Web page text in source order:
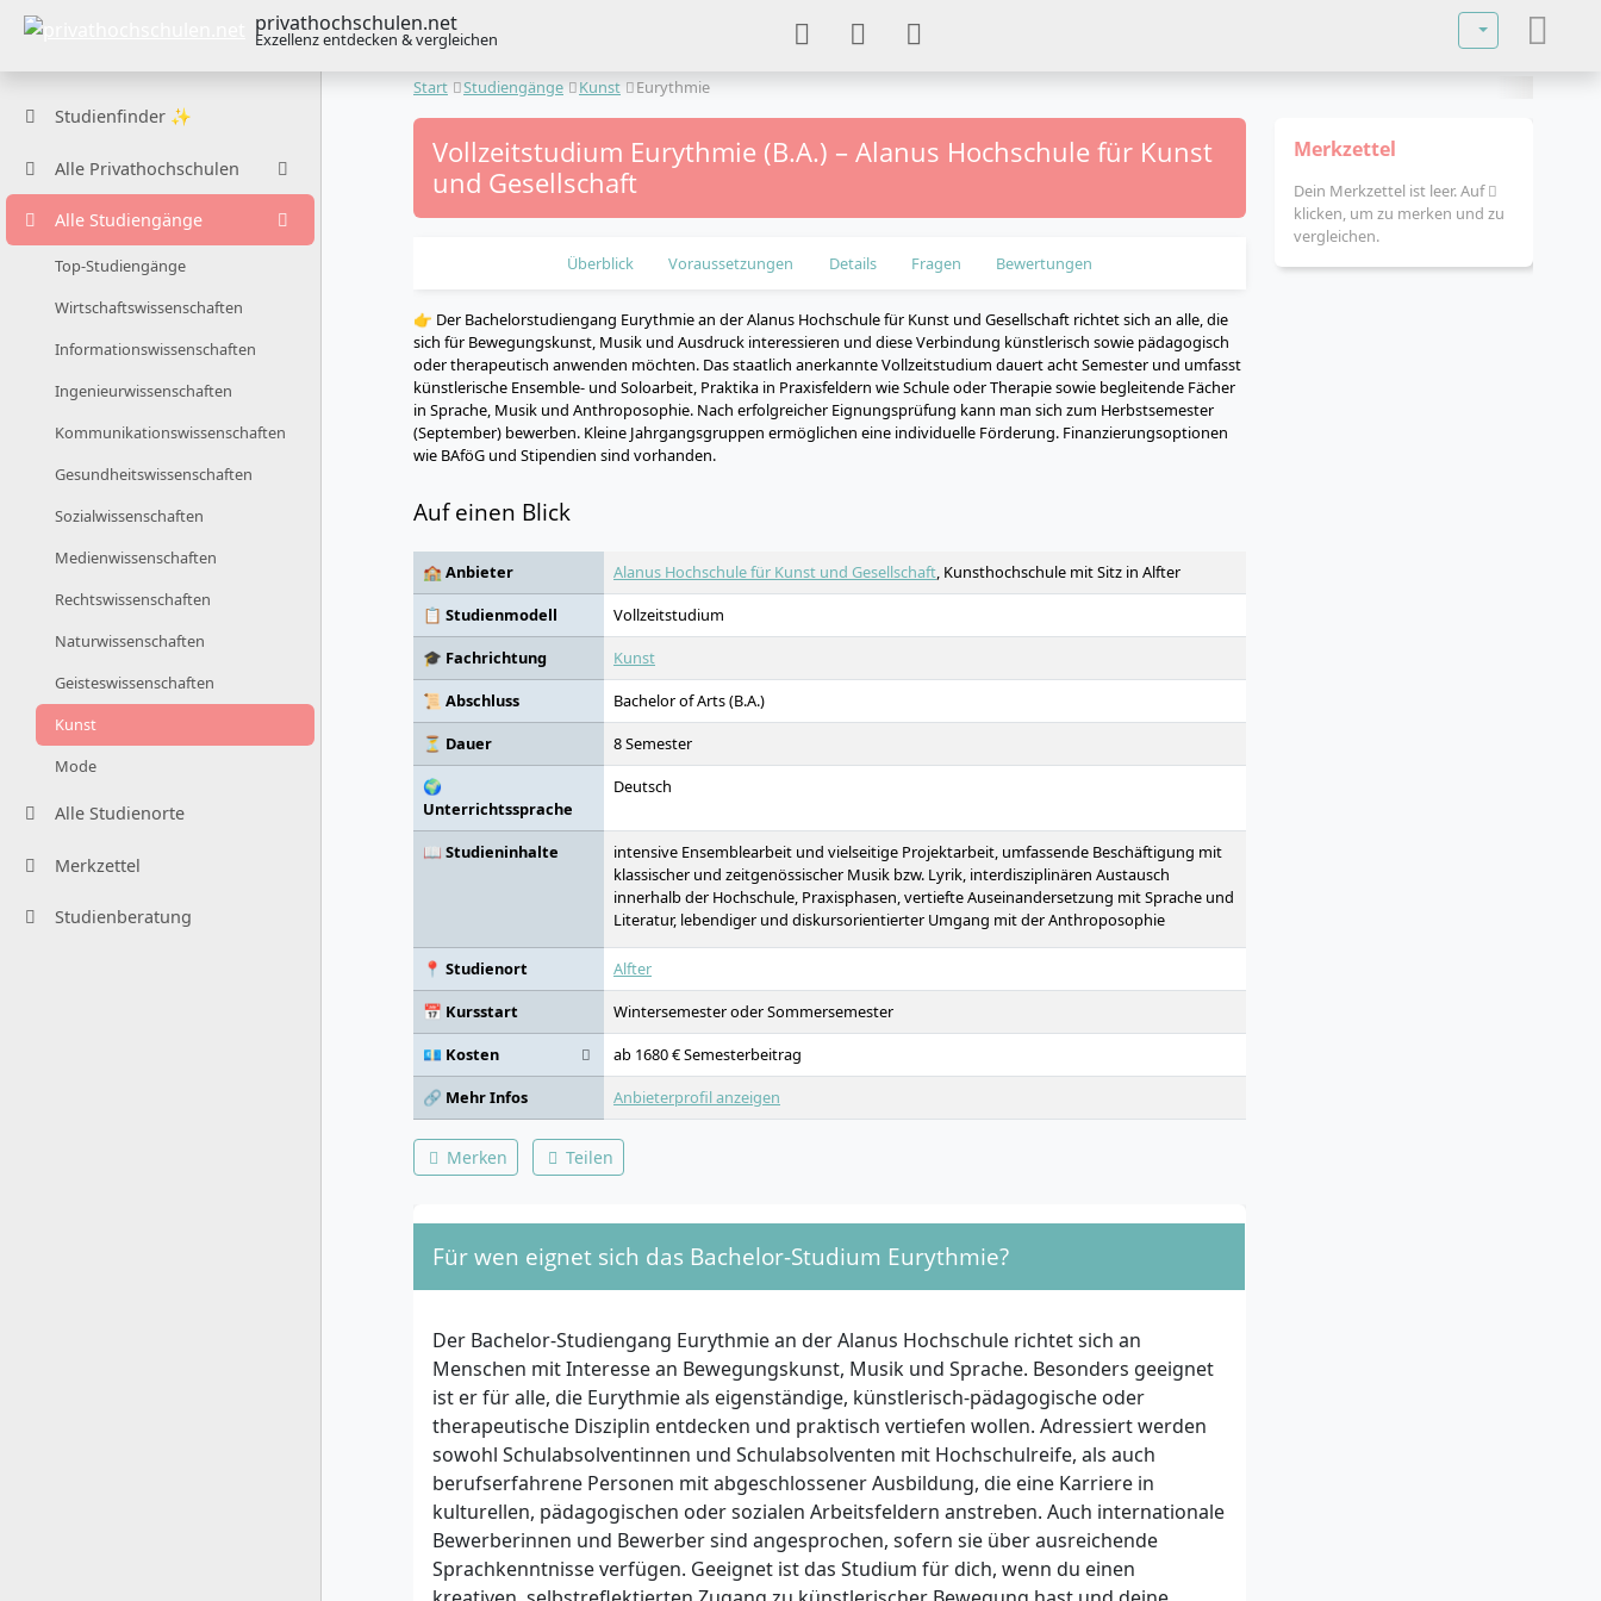
privathochschulen.net
Exzellenz entdecken & vergleichen
Sprache
Studienfinder ✨
Alle Privathochschulen
Alle Studiengänge
Top-Studiengänge
Wirtschaftswissenschaften
Informationswissenschaften
Ingenieurwissenschaften
Kommunikationswissenschaften
Gesundheitswissenschaften
Sozialwissenschaften
Medienwissenschaften
Rechtswissenschaften
Naturwissenschaften
Geisteswissenschaften
Kunst
Mode
Alle Studienorte
Merkzettel
Studienberatung
Start Studiengänge Kunst Eurythmie
Vollzeitstudium Eurythmie (B.A.) – Alanus Hochschule für Kunst
und Gesellschaft
Überblick Voraussetzungen Details Fragen Bewertungen
👉 Der Bachelorstudiengang Eurythmie an der Alanus Hochschule für Kunst und Gesellschaft richtet sich an alle, die
sich für Bewegungskunst, Musik und Ausdruck interessieren und diese Verbindung künstlerisch sowie pädagogisch
oder therapeutisch anwenden möchten. Das staatlich anerkannte Vollzeitstudium dauert acht Semester und umfasst
künstlerische Ensemble- und Soloarbeit, Praktika in Praxisfeldern wie Schule oder Therapie sowie begleitende Fächer
in Sprache, Musik und Anthroposophie. Nach erfolgreicher Eignungsprüfung kann man sich zum Herbstsemester
(September) bewerben. Kleine Jahrgangsgruppen ermöglichen eine individuelle Förderung. Finanzierungsoptionen
wie BAföG und Stipendien sind vorhanden.
Auf einen Blick
🏫 Anbieter Alanus Hochschule für Kunst und Gesellschaft, Kunsthochschule mit Sitz in Alfter
📋 Studienmodell
Vollzeitstudium
🎓 Fachrichtung
Kunst
📜 Abschluss
Bachelor of Arts (B.A.)
⏳ Dauer
8 Semester
🌍
Unterrichtssprache
Deutsch
📖 Studieninhalte
intensive Ensemblearbeit und vielseitige Projektarbeit, umfassende Beschäftigung mit
klassischer und zeitgenössischer Musik bzw. Lyrik, interdisziplinären Austausch
innerhalb der Hochschule, Praxisphasen, vertiefte Auseinandersetzung mit Sprache und
Literatur, lebendiger und diskursorientierter Umgang mit der Anthroposophie
📍 Studienort
Alfter
📅 Kursstart
Wintersemester oder Sommersemester
💶 Kosten
ab 1680 € Semesterbeitrag
🔗 Mehr Infos
Anbieterprofil anzeigen
Merken Teilen
Für wen eignet sich das Bachelor-Studium Eurythmie?
Der Bachelor-Studiengang Eurythmie an der Alanus Hochschule richtet sich an
Menschen mit Interesse an Bewegungskunst, Musik und Sprache. Besonders geeignet
ist er für alle, die Eurythmie als eigenständige, künstlerisch-pädagogische oder
therapeutische Disziplin entdecken und praktisch vertiefen wollen. Adressiert werden
sowohl Schulabsolventinnen und Schulabsolventen mit Hochschulreife, als auch
berufserfahrene Personen mit abgeschlossener Ausbildung, die eine Karriere in
kulturellen, pädagogischen oder sozialen Arbeitsfeldern anstreben. Auch internationale
Bewerberinnen und Bewerber sind angesprochen, sofern sie über ausreichende
Sprachkenntnisse verfügen. Geeignet ist das Studium für dich, wenn du einen
Merkzettel
Dein Merkzettel ist leer. Auf
klicken, um zu merken und zu
vergleichen.